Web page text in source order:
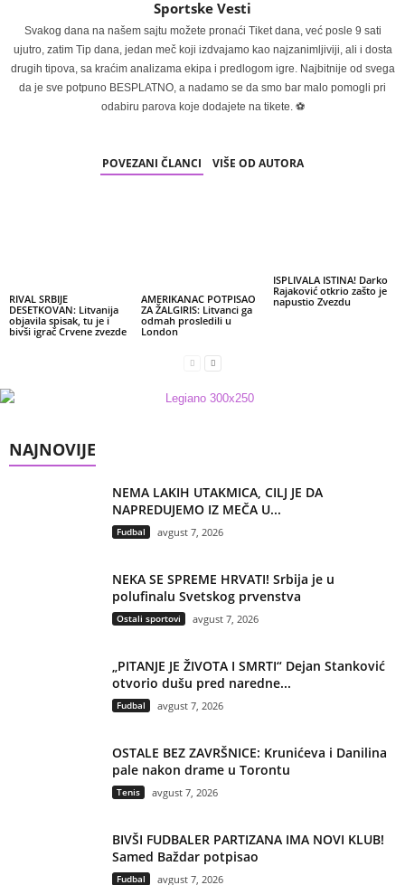
Sportske Vesti
Svakog dana na našem sajtu možete pronaći Tiket dana, već posle 9 sati
ujutro, zatim Tip dana, jedan meč koji izdvajamo kao najzanimljiviji, ali i dosta
drugih tipova, sa kraćim analizama ekipa i predlogom igre. Najbitnije od svega
da je sve potpuno BESPLATNO, a nadamo se da smo bar malo pomogli pri
odabiru parova koje dodajete na tikete. ⚽
POVEZANI ČLANCI VIŠE OD AUTORA
RIVAL SRBIJE
DESETKOVAN: Litvanija
objavila spisak, tu je i
bivši igrač Crvene zvezde
AMERIKANAC POTPISAO
ZA ŽALGIRIS: Litvanci ga
odmah prosledili u
London
ISPLIVALA ISTINA! Darko
Rajaković otkrio zašto je
napustio Zvezdu
NAJNOVIJE
NEMA LAKIH UTAKMICA, CILJ JE DA
NAPREDUJEMO IZ MEČA U...
Fudbal avgust 7, 2026
NEKA SE SPREME HRVATI! Srbija je u
polufinalu Svetskog prvenstva
Ostali sportovi avgust 7, 2026
„PITANJE JE ŽIVOTA I SMRTI“ Dejan Stanković
otvorio dušu pred naredne...
Fudbal avgust 7, 2026
OSTALE BEZ ZAVRŠNICE: Krunićeva i Danilina
pale nakon drame u Torontu
Tenis avgust 7, 2026
BIVŠI FUDBALER PARTIZANA IMA NOVI KLUB!
Samed Baždar potpisao
Fudbal avgust 7, 2026